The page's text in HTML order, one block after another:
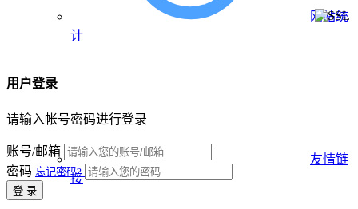
网站统
计
友情链
接
用户登录
请输入帐号密码进行登录
账号/邮箱
密码 忘记密码?
登 录